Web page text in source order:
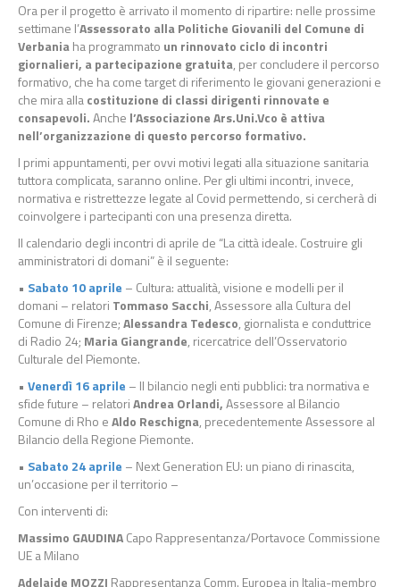
Ora per il progetto è arrivato il momento di ripartire: nelle prossime
settimane l’Assessorato alla Politiche Giovanili del Comune di
Verbaniaha programmato un rinnovato ciclo di incontri
giornalieri, a partecipazione gratuita, per concludere il percorso
formativo, che ha come target di riferimento le giovani generazioni e
che mira allacostituzione di classi dirigenti rinnovate e
consapevoli.Anche l’Associazione Ars.Uni.Vco è attiva
nell’organizzazione di questo percorso formativo.
I primi appuntamenti, per ovvi motivi legati alla situazione sanitaria
tuttora complicata, saranno online. Per gli ultimi incontri, invece,
normativa e ristrettezze legate al Covid permettendo, si cercherà di
coinvolgere i partecipanti con una presenza diretta.
Il calendario degli incontri di aprile de “La città ideale. Costruire gli
amministratori di domani” è il seguente:
• Sabato 10 aprile – Cultura: attualità, visione e modelli per il
domani – relatori Tommaso Sacchi, Assessore alla Cultura del
Comune di Firenze;Alessandra Tedesco, giornalista e conduttrice
di Radio 24; Maria Giangrande, ricercatrice dell’Osservatorio
Culturale del Piemonte.
• Venerdì 16 aprile – Il bilancio negli enti pubblici: tra normativa e
sfide future – relatoriAndrea Orlandi,Assessore al Bilancio
Comune di Rho eAldo Reschigna, precedentemente Assessore al
Bilancio della Regione Piemonte.
• Sabato 24 aprile – Next Generation EU: un piano di rinascita,
un’occasione per il territorio –
Con interventi di:
Massimo GAUDINACapo Rappresentanza/Portavoce Commissione
UE a Milano
Adelaide MOZZI Rappresentanza Comm. Europea in Italia-membro